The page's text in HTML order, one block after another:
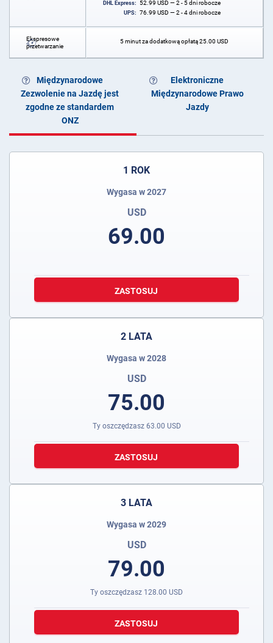
DHL Express: 52.99 USD — 2 - 5 dni robocze
UPS: 76.99 USD — 2 - 4 dni robocze
Ekspresowe
przetwarzanie
5 minut za dodatkową opłatą25.00 USD
Międzynarodowe
Zezwolenie na Jazdę jest
zgodne ze standardem
ONZ
Elektroniczne
Międzynarodowe Prawo
Jazdy
1 ROK
Wygasa w 2027
USD
69.00
ZASTOSUJ
2 LATA
Wygasa w 2028
USD
75.00
Ty oszczędzasz 63.00 USD
ZASTOSUJ
3 LATA
Wygasa w 2029
USD
79.00
Ty oszczędzasz 128.00 USD
ZASTOSUJ